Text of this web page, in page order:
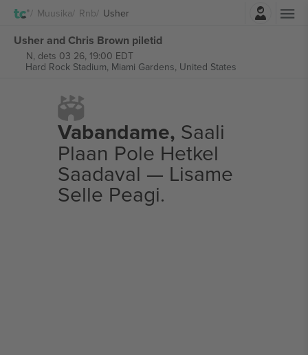
Muusika Rnb Usher
Usher and Chris Brown piletid
N, dets 03 26, 19:00 EDT
Hard Rock Stadium, Miami Gardens, United States
Vabandame, Saali
Plaan Pole Hetkel
Saadaval — Lisame
Selle Peagi.